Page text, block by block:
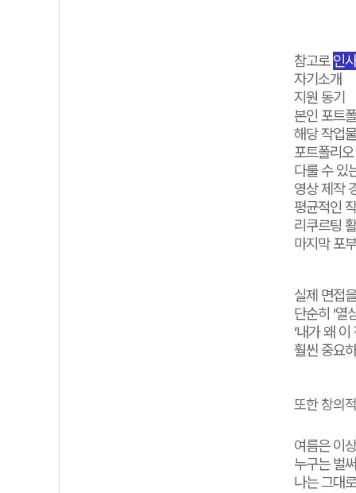
참고로인
자기소개
지원 동기
본인 포트
해당 작업
포트폴리
다룰 수 있
영상 제작
평균적인
리쿠르팅
마지막 포부
실제 면접
단순히 ‘열
‘내가 왜
훨씬 중요
또한 창의
여름은 이
누구는 벌
나는 그대